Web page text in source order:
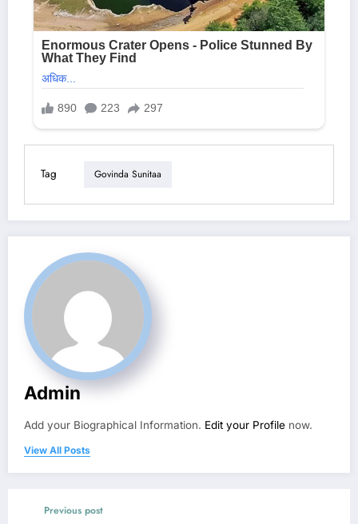
Tag Govinda Sunitaa
Admin
Add your Biographical Information. Edit your Profile now.
View All Posts
Previous post